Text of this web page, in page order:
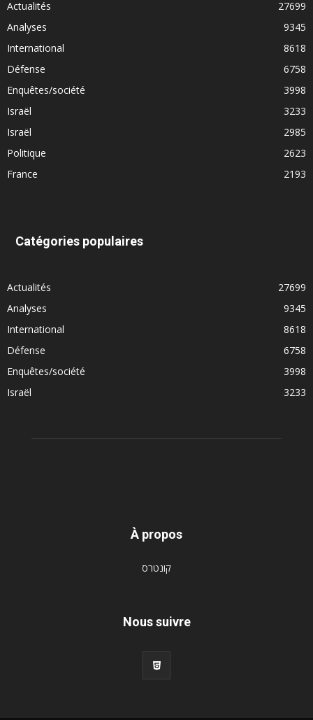
Actualités
27699
Analyses
9345
International
8618
Défense
6758
Enquêtes/société
3998
Israël
3233
Israël
2985
Politique
2623
France
2193
Catégories populaires
Actualités
27699
Analyses
9345
International
8618
Défense
6758
Enquêtes/société
3998
Israël
3233
À propos
קונטרס
Nous suivre